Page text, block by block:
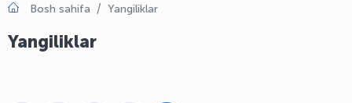
Bosh sahifa Yangiliklar
Yangiliklar